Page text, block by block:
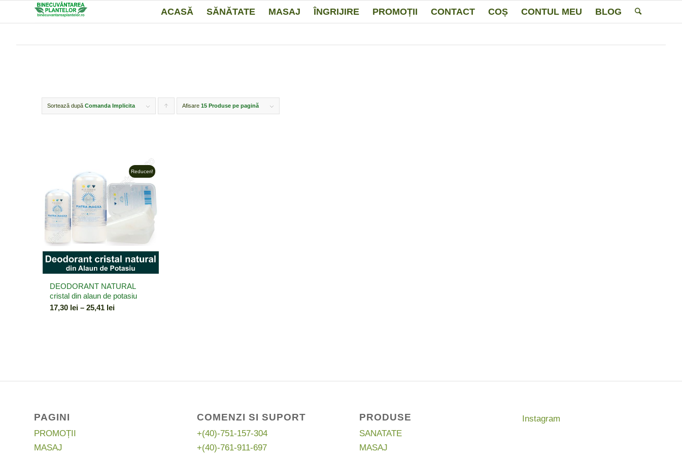
ACASĂ SĂNĂTATE MASAJ ÎNGRIJIRE PROMOȚII CONTACT COȘ CONTUL MEU BLOG
Sortează după Comanda Implicita Click
Afisare 15 Produse pe pagină
DEODORANT NATURAL
cristal din alaun de potasiu
17,30 lei – 25,41 leiInterval
25,41 lei
Reduceri!
PAGINI
PROMOȚII
MASAJ
COMENZI SI SUPORT
+(40)-751-157-304
+(40)-761-911-697
PRODUSE
SANATATE
MASAJ
Instagram